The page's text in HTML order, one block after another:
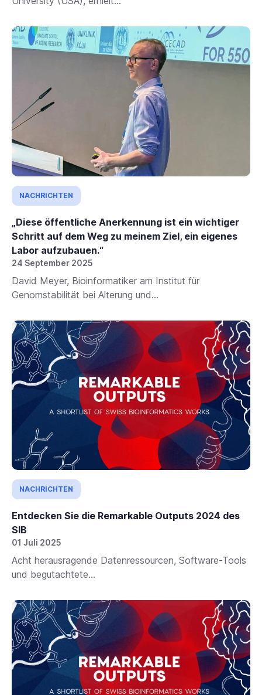
NACHRICHTEN
„Diese öffentliche Anerkennung ist ein wichtiger
Schritt auf dem Weg zu meinem Ziel, ein eigenes
Labor aufzubauen.“
24 September 2025
David Meyer, Bioinformatiker am Institut für
Genomstabilität bei Alterung und...
NACHRICHTEN
Entdecken Sie die Remarkable Outputs 2024 des
SIB
01 Juli 2025
Acht herausragende Datenressourcen, Software-Tools
und begutachtete...